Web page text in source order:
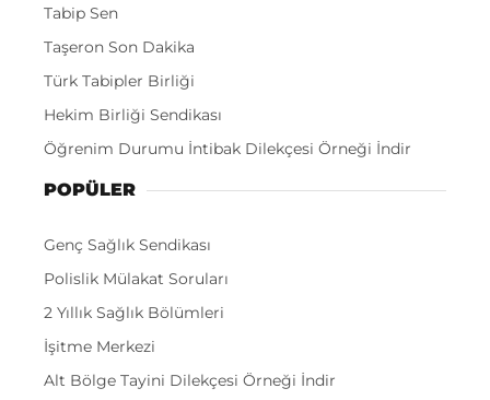
Tabip Sen
Taşeron Son Dakika
Türk Tabipler Birliği
Hekim Birliği Sendikası
Öğrenim Durumu İntibak Dilekçesi Örneği İndir
POPÜLER
Genç Sağlık Sendikası
Polislik Mülakat Soruları
2 Yıllık Sağlık Bölümleri
İşitme Merkezi
Alt Bölge Tayini Dilekçesi Örneği İndir